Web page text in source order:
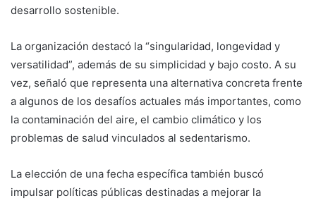
desarrollo sostenible.
La organización destacó la “singularidad, longevidad y
versatilidad”, además de su simplicidad y bajo costo. A su
vez, señaló que representa una alternativa concreta frente
a algunos de los desafíos actuales más importantes, como
la contaminación del aire, el cambio climático y los
problemas de salud vinculados al sedentarismo.
La elección de una fecha específica también buscó
impulsar políticas públicas destinadas a mejorar la